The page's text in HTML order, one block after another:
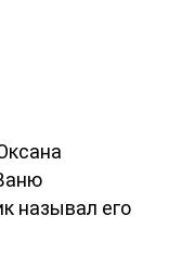
называл его